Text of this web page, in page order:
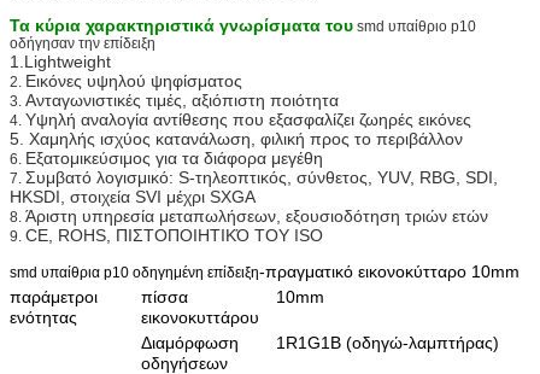
Τα κύρια χαρακτηριστικά γνωρίσματα του smd υπαίθριο p10
οδήγησαν την επίδειξη
1.Lightweight
2. Εικόνες υψηλού ψηφίσματος
3. Ανταγωνιστικές τιμές, αξιόπιστη ποιότητα
4. Υψηλή αναλογία αντίθεσης που εξασφαλίζει ζωηρές εικόνες
5. Χαμηλής ισχύος κατανάλωση, φιλική προς το περιβάλλον
6. Εξατομικεύσιμος για τα διάφορα μεγέθη
7. Συμβατό λογισμικό: S-τηλεοπτικός, σύνθετος, YUV, RBG, SDI,
HKSDI, στοιχεία SVI μέχρι SXGA
8. Άριστη υπηρεσία μεταπωλήσεων, εξουσιοδότηση τριών ετών
9. CE, ROHS, ΠΙΣΤΟΠΟΙΗΤΙΚΌ ΤΟΥ ISO
smd υπαίθρια p10 οδηγημένη επίδειξη-πραγματικό εικονοκύτταρο 10mm
παράμετροι
ενότητας
πίσσα
εικονοκυττάρου
10mm
Διαμόρφωση
οδηγήσεων
1R1G1B (οδηγώ-λαμπτήρας)